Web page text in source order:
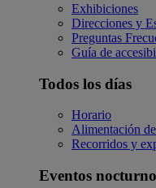
Exhibiciones
Direcciones y
Preguntas
Guía de
Todos los días
Horario
Alimentación
Recorridos y
Eventos